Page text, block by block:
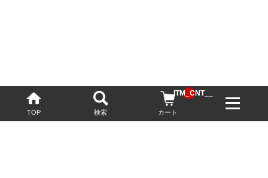
TOP 検索 カート
__ITM_CNT__